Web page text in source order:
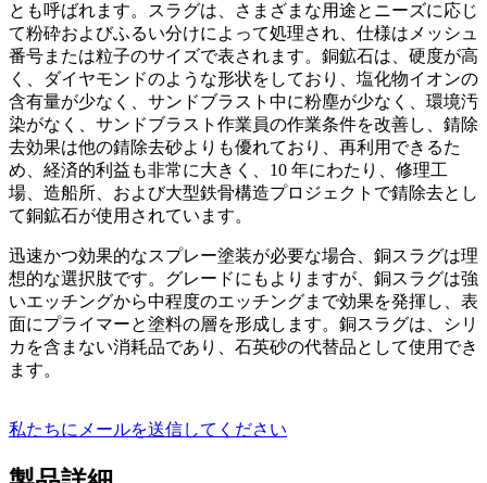
とも呼ばれます。スラグは、さまざまな用途とニーズに応じ
て粉砕およびふるい分けによって処理され、仕様はメッシュ
番号または粒子のサイズで表されます。銅鉱石は、硬度が高
く、ダイヤモンドのような形状をしており、塩化物イオンの
含有量が少なく、サンドブラスト中に粉塵が少なく、環境汚
染がなく、サンドブラスト作業員の作業条件を改善し、錆除
去効果は他の錆除去砂よりも優れており、再利用できるた
め、経済的利益も非常に大きく、10 年にわたり、修理工
場、造船所、および大型鉄骨構造プロジェクトで錆除去とし
て銅鉱石が使用されています。
迅速かつ効果的なスプレー塗装が必要な場合、銅スラグは理
想的な選択肢です。グレードにもよりますが、銅スラグは強
いエッチングから中程度のエッチングまで効果を発揮し、表
面にプライマーと塗料の層を形成します。銅スラグは、シリ
カを含まない消耗品であり、石英砂の代替品として使用でき
ます。
私たちにメールを送信してください